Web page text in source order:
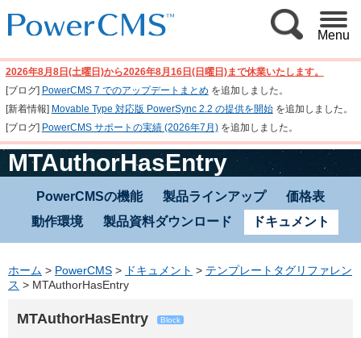
Menu
2026年8月8日(土曜日)から2026年8月16日(日曜日)まで休業いたします。
[ブログ] PowerCMS 7 でのアップデートまとめ を追加しました。
[新着情報] Movable Type 対応版 PowerSync 2.2 の提供を開始を追加しました。
[ブログ] PowerCMS サポートの実績 (2026年7月)を追加しました。
MTAuthorHasEntry
PowerCMSの機能 製品ラインアップ
価格表
動作環境
製品資料ダウンロード ドキュメント
ホーム > PowerCMS > ドキュメント > テンプレートタグリファレン
ス > MTAuthorHasEntry
MTAuthorHasEntry Block